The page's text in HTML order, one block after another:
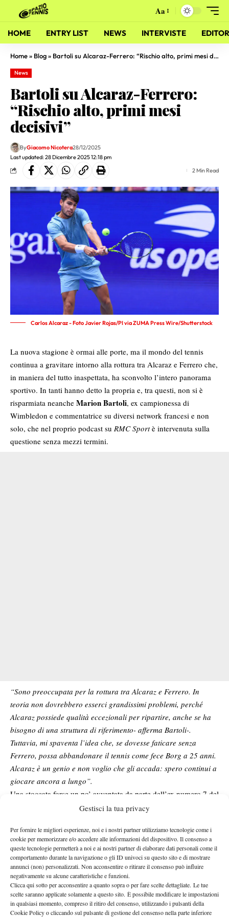
Gestisci la tua privacy
Per fornire le migliori esperienze, noi e i nostri partner utilizziamo tecnologie come i
cookie per memorizzare e/o accedere alle informazioni del dispositivo. Il consenso a
queste tecnologie permetterà a noi e ai nostri partner di elaborare dati personali come il
comportamento durante la navigazione o gli ID univoci su questo sito e di mostrare
annunci (non) personalizzati. Non acconsentire o ritirare il consenso può influire
negativamente su alcune caratteristiche e funzioni.
Clicca qui sotto per acconsentire a quanto sopra o per fare scelte dettagliate. Le tue
scelte saranno applicate solamente a questo sito. È possibile modificare le impostazioni
in qualsiasi momento, compreso il ritiro del consenso, utilizzando i pulsanti della
Cookie Policy o cliccando sul pulsante di gestione del consenso nella parte inferiore
Aa
HOME ENTRY LIST NEWS INTERVISTE
Home» Blog» Bartoli su Alcaraz-Ferrero: “Rischio alto, primi mesi decisivi”
News
Bartoli su Alcaraz-Ferrero:
“Rischio alto, primi mesi
decisivi”
Last updated: 28 Dicembre 2025 12:18 pm
ByGiacomo Nicotera28/12/2025
2 Min Read
Carlos Alcaraz - Foto Javier Rojas/PI via ZUMA Press Wire/Shutterstock
La nuova stagione è ormai alle porte, ma il mondo del tennis
continua a gravitare intorno alla rottura tra Alcaraz e Ferrero che,
in maniera del tutto inaspettata, ha sconvolto l’intero panorama
sportivo. In tanti hanno detto la propria e, tra questi, non si è
risparmiata neanche Marion Bartoli, ex campionessa di
Wimbledon e commentatrice su diversi network francesi e non
solo, che nel proprio podcast su RMC Sportè intervenuta sulla
questione senza mezzi termini.
“Sono preoccupata per la rottura tra Alcaraz e Ferrero. In
teoria non dovrebbero esserci grandissimi problemi, perché
Alcaraz possiede qualità eccezionali per ripartire, anche se ha
bisogno di una struttura di riferimento- afferma Bartoli-.
Tuttavia, mi spaventa l’idea che, se dovesse faticare senza
Ferrero, possa abbandonare il tennis come fece Borg a 25 anni.
Alcaraz è un genio e non voglio che gli accada: spero continui a
giocare ancora a lungo”.
Una stoccata forse un po’ avventata da parte dell’ex numero 7 del
mondo, che si è inoltre espressa sul primo futuro di Carlitos sotto
Samuel Lopez saranno un banco di prova decisivo. Se le cose
non dovessero funzionare e Sinner vincesse l’Australian Open e
il Roland Garros, credo che Alcaraz richiamerebbe Ferrero
immediatamente: su questo non ho dubbi”.
Un’eventuale chiamata che, ad oggi, sembra quasi impossibile,
anche considerando la distanza e la frattura già creatasi tra
Juanki e lo stesso Carlos. I motivi della separazione restano